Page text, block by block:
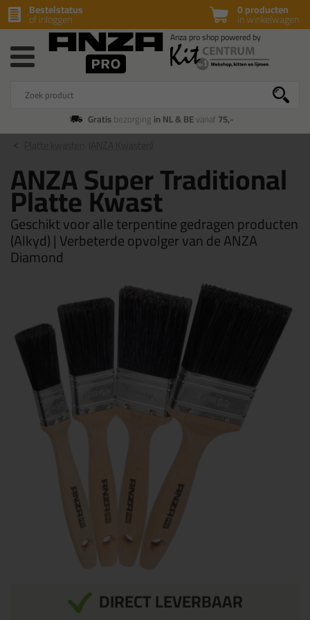
0 producten
in winkelwagen
Bestelstatus
of inloggen
Gratisbezorging in NL & BEvanaf75,-
Platte kwasten (ANZA Kwasten)
ANZA Super Traditional
Platte Kwast
Geschikt voor alle terpentine gedragen producten
(Alkyd) | Verbeterde opvolger van de ANZA
Diamond
DIRECT LEVERBAAR